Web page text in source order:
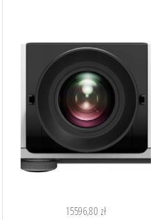
15596,80 zł